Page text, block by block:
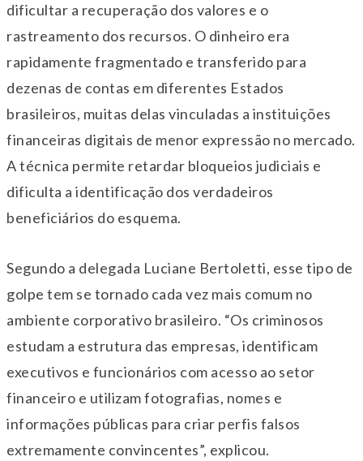
dificultar a recuperação dos valores e o
rastreamento dos recursos. O dinheiro era
rapidamente fragmentado e transferido para
dezenas de contas em diferentes Estados
brasileiros, muitas delas vinculadas a instituições
financeiras digitais de menor expressão no mercado.
A técnica permite retardar bloqueios judiciais e
dificulta a identificação dos verdadeiros
beneficiários do esquema.
Segundo a delegada Luciane Bertoletti, esse tipo de
golpe tem se tornado cada vez mais comum no
ambiente corporativo brasileiro. “Os criminosos
estudam a estrutura das empresas, identificam
executivos e funcionários com acesso ao setor
financeiro e utilizam fotografias, nomes e
informações públicas para criar perfis falsos
extremamente convincentes”, explicou.